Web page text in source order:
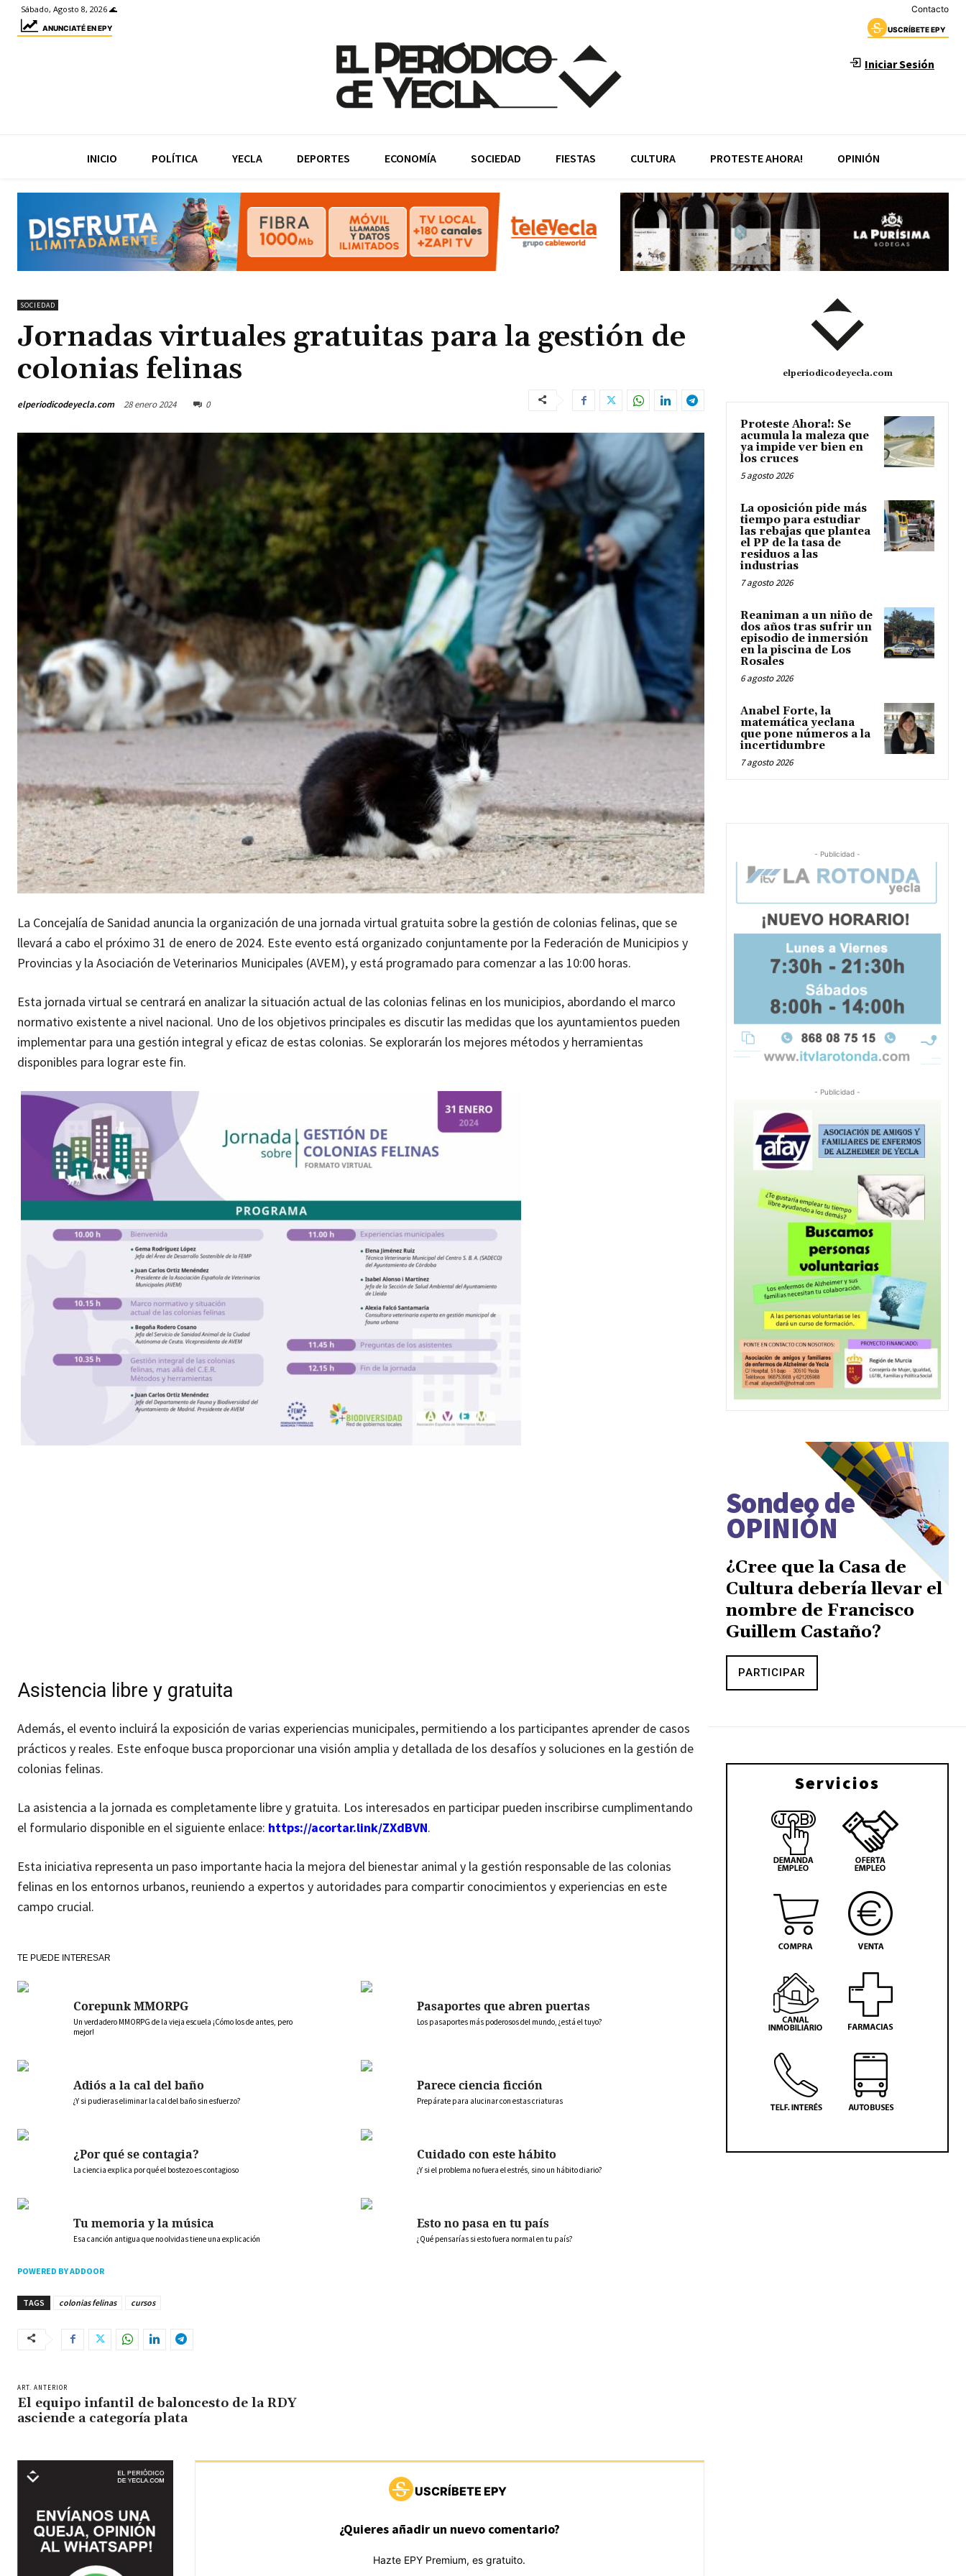
Sábado, Agosto 8, 2026 🌊 Contacto
ANUNCIATÉ EN EPY USCRÍBETE EPY
Iniciar Sesión
INICIO POLÍTICA YECLA DEPORTES ECONOMÍA SOCIEDAD FIESTAS CULTURA PROTESTE AHORA! OPINIÓN
SOCIEDAD
Jornadas virtuales gratuitas para la gestión de
colonias felinas
elperiodicodeyecla.com 28 enero 2024 0
La Concejalía de Sanidad anuncia la organización de una jornada virtual gratuita sobre la gestión de colonias felinas, que se
llevará a cabo el próximo 31 de enero de 2024. Este evento está organizado conjuntamente por la Federación de Municipios y
Provincias y la Asociación de Veterinarios Municipales (AVEM), y está programado para comenzar a las 10:00 horas.
Esta jornada virtual se centrará en analizar la situación actual de las colonias felinas en los municipios, abordando el marco
normativo existente a nivel nacional. Uno de los objetivos principales es discutir las medidas que los ayuntamientos pueden
implementar para una gestión integral y eficaz de estas colonias. Se explorarán los mejores métodos y herramientas
disponibles para lograr este fin.
Asistencia libre y gratuita
Además, el evento incluirá la exposición de varias experiencias municipales, permitiendo a los participantes aprender de casos
prácticos y reales. Este enfoque busca proporcionar una visión amplia y detallada de los desafíos y soluciones en la gestión de
colonias felinas.
La asistencia a la jornada es completamente libre y gratuita. Los interesados en participar pueden inscribirse cumplimentando
el formulario disponible en el siguiente enlace: https://acortar.link/ZXdBVN.
Esta iniciativa representa un paso importante hacia la mejora del bienestar animal y la gestión responsable de las colonias
felinas en los entornos urbanos, reuniendo a expertos y autoridades para compartir conocimientos y experiencias en este
campo crucial.
TE PUEDE INTERESAR
Corepunk MMORPG
Un verdadero MMORPG de la vieja escuela ¡Cómo los de antes, pero
mejor!
Pasaportes que abren puertas
Los pasaportes más poderosos del mundo, ¿está el tuyo?
Adiós a la cal del baño
¿Y si pudieras eliminar la cal del baño sin esfuerzo?
Parece ciencia ficción
Prepárate para alucinar con estas criaturas
¿Por qué se contagia?
La ciencia explica por qué el bostezo es contagioso
Cuidado con este hábito
¿Y si el problema no fuera el estrés, sino un hábito diario?
Tu memoria y la música
Esa canción antigua que no olvidas tiene una explicación
Esto no pasa en tu país
¿Qué pensarías si esto fuera normal en tu país?
POWERED BY ADDOOR
TAGS colonias felinas cursos
ART. ANTERIOR
El equipo infantil de baloncesto de la RDY
asciende a categoría plata
USCRÍBETE EPY
¿Quieres añadir un nuevo comentario?
Hazte EPY Premium, es gratuito.
elperiodicodeyecla.com
Proteste Ahora!: Se
acumula la maleza que
ya impide ver bien en
los cruces
5 agosto 2026
La oposición pide más
tiempo para estudiar
las rebajas que plantea
el PP de la tasa de
residuos a las
industrias
7 agosto 2026
Reaniman a un niño de
dos años tras sufrir un
episodio de inmersión
en la piscina de Los
Rosales
6 agosto 2026
Anabel Forte, la
matemática yeclana
que pone números a la
incertidumbre
7 agosto 2026
- Publicidad -
- Publicidad -
Sondeo de
OPINIÓN
¿Cree que la Casa de
Cultura debería llevar el
nombre de Francisco
Guillem Castaño?
PARTICIPAR
Servicios